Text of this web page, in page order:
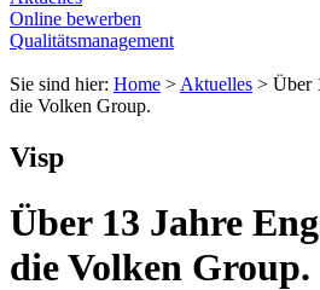
Online bewerben
Qualitätsmanagement
Sie sind hier: Home >Aktuelles > Über
die Volken Group.
Visp
Über 13 Jahre
die Volken Group.